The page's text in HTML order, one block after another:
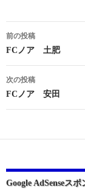
投
稿
ナ
ビ
ー
ョ
前の投稿
FCノア 土肥
次の投稿
FCノア 安田
Google AdSenseス